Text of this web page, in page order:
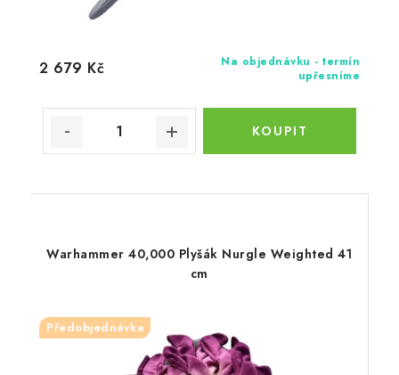
Na objednávku - termín
upřesníme
2 679 Kč
Warhammer 40,000 Plyšák Nurgle Weighted 41
cm
Předobjednávka